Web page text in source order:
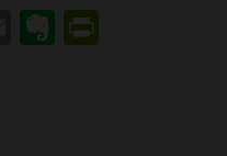
EmailEvernote